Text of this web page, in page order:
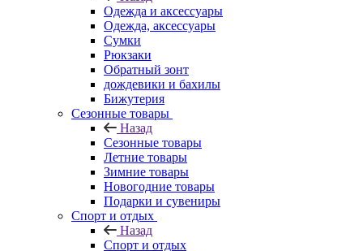
Одежда и аксессуары
Одежда, аксессуары
Сумки
Рюкзаки
Обратный зонт
дождевики и бахилы
Бижутерия
Сезонные товары
Назад
Сезонные товары
Летние товары
Зимние товары
Новогодние товары
Подарки и сувениры
Спорт и отдых
Назад
Спорт и отдых